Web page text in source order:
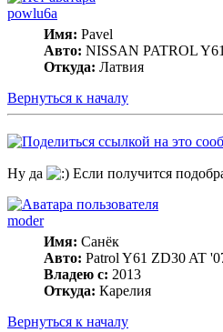
powlu6a
Имя: Pavel
Авто: NISSAN PATROL
Откуда: Латвия
Вернуться к началу
Ну да Если получится
moder
Имя: Санёк
Авто: Patrol Y61 ZD30 AT
Владею с: 2013
Откуда: Карелия
Вернуться к началу